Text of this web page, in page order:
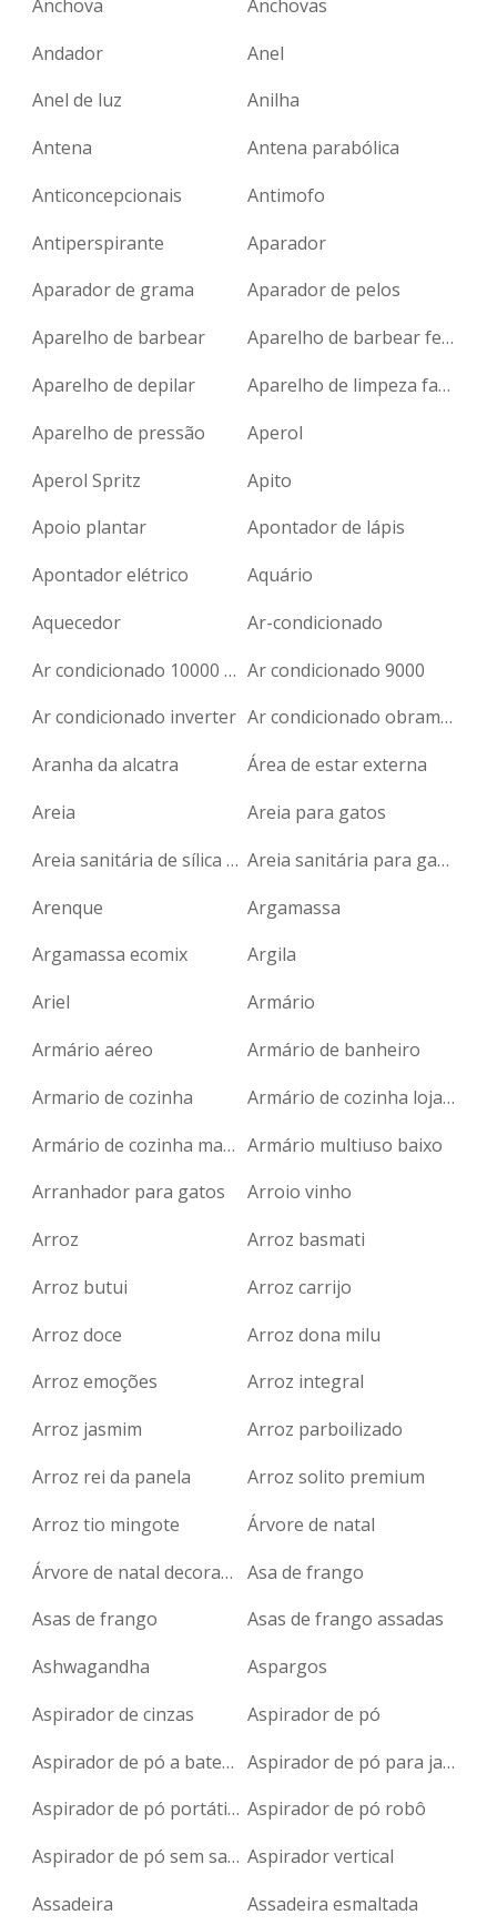
Anchova
Anchovas
Andador
Anel
Anel de luz
Anilha
Antena
Antena parabólica
Anticoncepcionais
Antimofo
Antiperspirante
Aparador
Aparador de grama
Aparador de pelos
Aparelho de barbear
Aparelho de barbear feminino
Aparelho de depilar
Aparelho de limpeza facial
Aparelho de pressão
Aperol
Aperol Spritz
Apito
Apoio plantar
Apontador de lápis
Apontador elétrico
Aquário
Aquecedor
Ar-condicionado
Ar condicionado 10000 btus janela 110v Ar condicionado 9000
Ar condicionado inverter
Ar condicionado obramax
Aranha da alcatra
Área de estar externa
Areia
Areia para gatos
Areia sanitária de sílica para gatos
Areia sanitária para gatos
Arenque
Argamassa
Argamassa ecomix
Argila
Ariel
Armário
Armário aéreo
Armário de banheiro
Armario de cozinha
Armário de cozinha lojas cem
Armário de cozinha marabraz Armário multiuso baixo
Arranhador para gatos
Arroio vinho
Arroz
Arroz basmati
Arroz butui
Arroz carrijo
Arroz doce
Arroz dona milu
Arroz emoções
Arroz integral
Arroz jasmim
Arroz parboilizado
Arroz rei da panela
Arroz solito premium
Arroz tio mingote
Árvore de natal
Árvore de natal decorada
Asa de frango
Asas de frango
Asas de frango assadas
Ashwagandha
Aspargos
Aspirador de cinzas
Aspirador de pó
Aspirador de pó a bateria
Aspirador de pó para janelas
Aspirador de pó portátil para carro Aspirador de pó robô
Aspirador de pó sem saco Aspirador vertical
Assadeira
Assadeira esmaltada